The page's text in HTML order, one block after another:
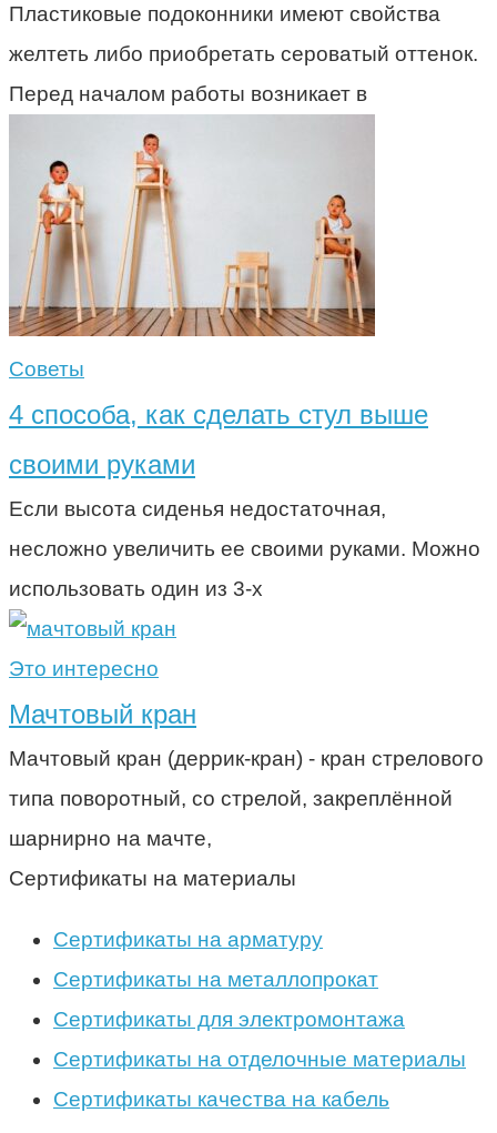
Пластиковые подоконники имеют свойства
желтеть либо приобретать сероватый оттенок.
Перед началом работы возникает в
Советы
4 способа, как сделать стул выше
своими руками
Если высота сиденья недостаточная,
несложно увеличить ее своими руками. Можно
использовать один из 3-х
Это интересно
Мачтовый кран
Мачтовый кран (деррик-кран) - кран стрелового
типа поворотный, со стрелой, закреплённой
шарнирно на мачте,
Сертификаты на материалы
Сертификаты на арматуру
Сертификаты на металлопрокат
Сертификаты для электромонтажа
Сертификаты на отделочные материалы
Сертификаты качества на кабель